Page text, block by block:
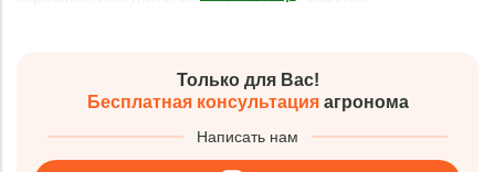
Только для Вас!
Бесплатная консультацияагронома
Написать нам